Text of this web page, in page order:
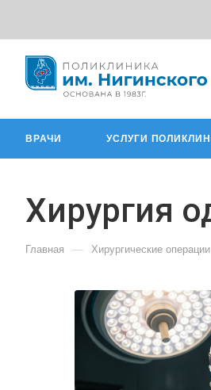
ВРАЧИ УСЛУГИ
Хирургия
Главная — Хирургические операции